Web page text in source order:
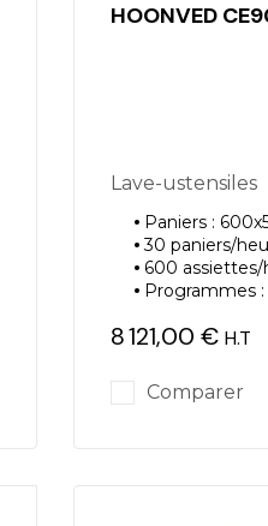
HOONVED
Lave-ustensiles
Paniers :
30 paniers/
600 assiettes/
Programmes :
8 121,00 € H.T
Comparer